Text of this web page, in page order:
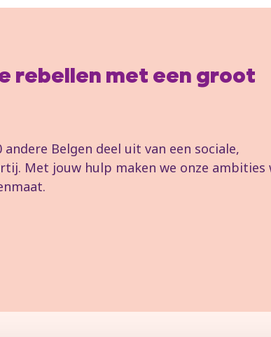
rebellen met een groot
andere Belgen deel uit van een sociale,
Met jouw hulp maken we onze ambities